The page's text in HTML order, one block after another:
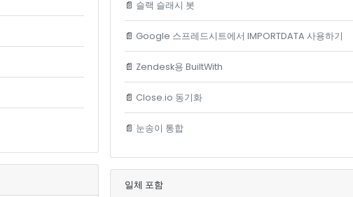
📄 슬랙 슬래시 봇
📄 Google 스프레드시트에서 IMPORTDATA 사용하기
📄 Zendesk용 BuiltWith
📄 Close.io 동기화
📄 눈송이 통합
일체 포함